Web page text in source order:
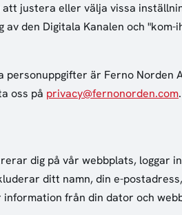
justera eller välja vissa
den Digitala Kanalen och "kom-
är Ferno Norden
oss på privacy@fernonorden.com.
dig på vår webbplats, loggar
ditt namn, din e-
från din dator och